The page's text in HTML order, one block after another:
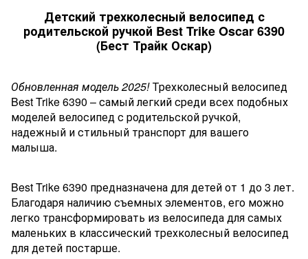
Детский трехколесный велосипед с
родительской ручкой Best Trike Oscar 6390
(Бест Трайк Оскар)
Обновленная модель 2025!Трехколесный велосипед
Best Trike 6390 – самый легкий среди всех подобных
моделей велосипед с родительской ручкой,
надежный и стильный транспорт для вашего
малыша.
Best Trike 6390 предназначена для детей от 1 до 3 лет.
Благодаря наличию съемных элементов, его можно
легко трансформировать из велосипеда для самых
маленьких в классический трехколесный велосипед
для детей постарше.